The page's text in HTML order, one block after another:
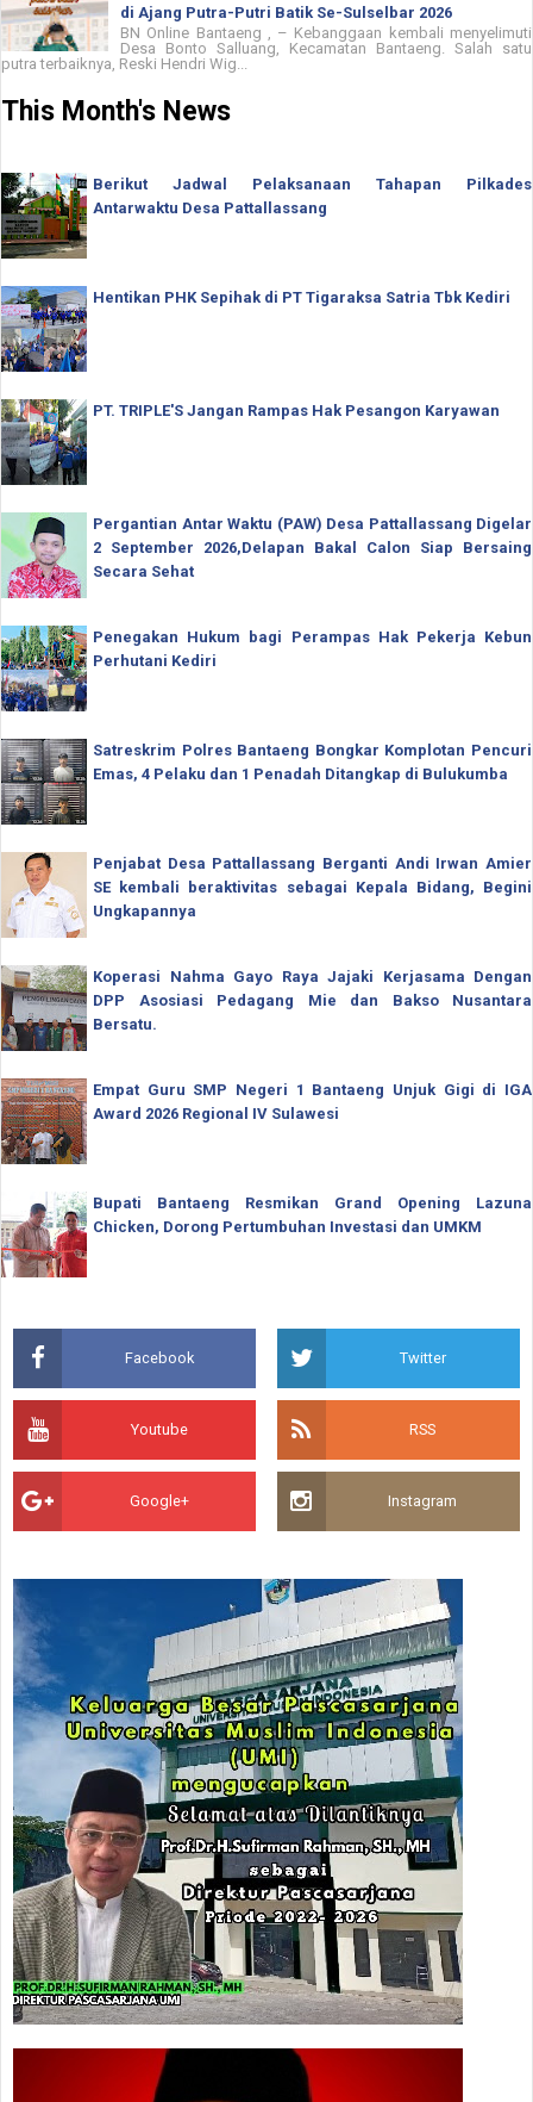
di Ajang Putra-Putri Batik Se-Sulselbar 2026
BN Online Bantaeng , – Kebanggaan kembali menyelimuti
Desa Bonto Salluang, Kecamatan Bantaeng. Salah satu
putra terbaiknya, Reski Hendri Wig...
This Month's News
Berikut Jadwal Pelaksanaan Tahapan Pilkades
Antarwaktu Desa Pattallassang
Hentikan PHK Sepihak di PT Tigaraksa Satria Tbk Kediri
PT. TRIPLE'S Jangan Rampas Hak Pesangon Karyawan
Pergantian Antar Waktu (PAW) Desa Pattallassang Digelar
2 September 2026,Delapan Bakal Calon Siap Bersaing
Secara Sehat
Penegakan Hukum bagi Perampas Hak Pekerja Kebun
Perhutani Kediri
Satreskrim Polres Bantaeng Bongkar Komplotan Pencuri
Emas, 4 Pelaku dan 1 Penadah Ditangkap di Bulukumba
Penjabat Desa Pattallassang Berganti Andi Irwan Amier
SE kembali beraktivitas sebagai Kepala Bidang, Begini
Ungkapannya
Koperasi Nahma Gayo Raya Jajaki Kerjasama Dengan
DPP Asosiasi Pedagang Mie dan Bakso Nusantara
Bersatu.
Empat Guru SMP Negeri 1 Bantaeng Unjuk Gigi di IGA
Award 2026 Regional IV Sulawesi
Bupati Bantaeng Resmikan Grand Opening Lazuna
Chicken, Dorong Pertumbuhan Investasi dan UMKM
Facebook Twitter
Youtube RSS
Google+ Instagram